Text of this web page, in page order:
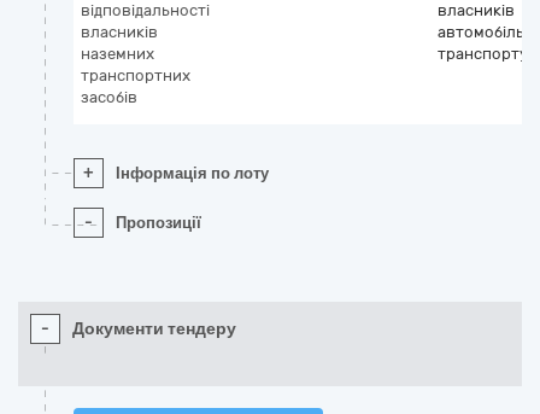
відповідальності
власників
наземних
транспортних
засобів
власників
транспорту
+ Інформація по лоту
- Пропозиції
- Документи тендеру